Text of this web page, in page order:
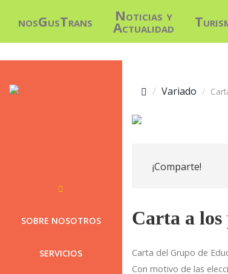
nosGusTrans Noticias y
Actualidad
SOBRE NOSOTROS
SERVICIOS
Variado
¡Comparte!
Carta a
Carta del Grupo de
Con motivo de las